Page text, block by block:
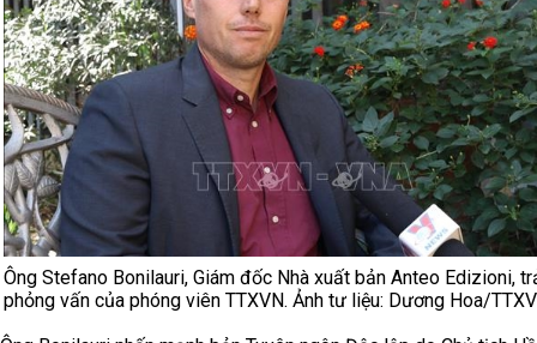
Ông Stefano Bonilauri, Giám đốc Nhà xuất bản Anteo Edizioni,
phỏng vấn của phóng viên TTXVN. Ảnh tư liệu: Dương Hoa/